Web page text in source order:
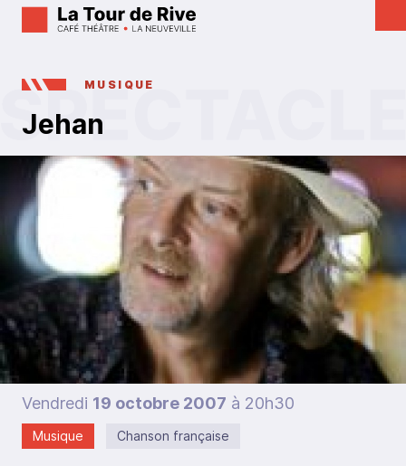
MUSIQUE
Jehan
Vendredi 19 octobre 2007 à 20h30
Musique Chanson française